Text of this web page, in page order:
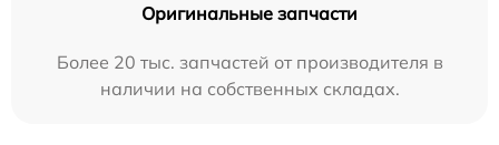
Оригинальные запчасти
Более 20 тыс. запчастей от производителя в
наличии на собственных складах.